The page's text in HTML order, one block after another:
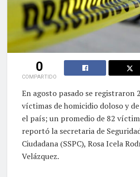
0
COMPARTIDO
En agosto pasado se registraron
víctimas de homicidio doloso y
el país; un promedio de 82
reportó la secretaria de
Ciudadana (SSPC), Rosa Icela
Velázquez.